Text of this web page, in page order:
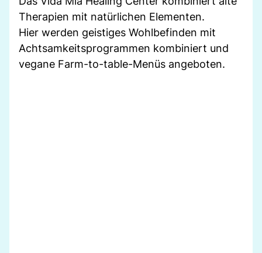
Therapien mit natürlichen Elementen.
Hier werden geistiges Wohlbefinden mit
Achtsamkeitsprogrammen kombiniert und
vegane Farm-to-table-Menüs angeboten.